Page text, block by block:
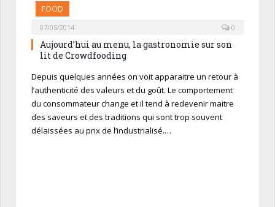
FOOD
07/05/2014 0
Aujourd’hui au menu, la gastronomie sur son
lit de Crowdfooding
Depuis quelques années on voit apparaitre un retour à
l’authenticité des valeurs et du goût. Le comportement
du consommateur change et il tend à redevenir maitre
des saveurs et des traditions qui sont trop souvent
délaissées au prix de l’industrialisé.…